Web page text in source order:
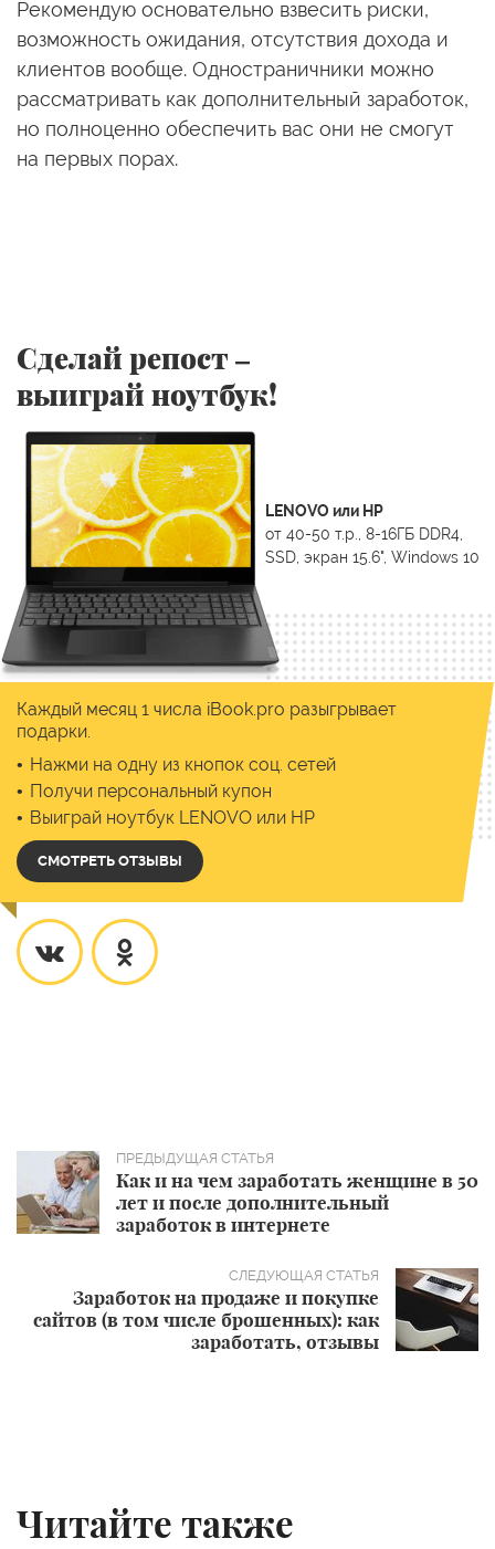
Рекомендую основательно взвесить риски,
возможность ожидания, отсутствия дохода и
клиентов вообще. Одностраничники можно
рассматривать как дополнительный заработок,
но полноценно обеспечить вас они не смогут
на первых порах.
Сделай репост –
выиграй ноутбук!
Каждый месяц 1 числа iBook.pro разыгрывает
подарки.
Нажми на одну из кнопок соц. сетей
Получи персональный купон
Выиграй ноутбук LENOVO или HP
СМОТРЕТЬ ОТЗЫВЫ
LENOVO или HP
от 40-50 т.р., 8-16ГБ DDR4,
SSD, экран 15.6", Windows 10
Как и на чем заработать женщине в 50
лет и после дополнительный
заработок в интернете
Заработок на продаже и покупке
сайтов (в том числе брошенных): как
заработать, отзывы
Читайте также